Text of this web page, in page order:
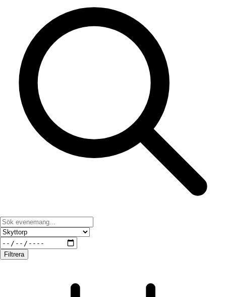
Filtrera